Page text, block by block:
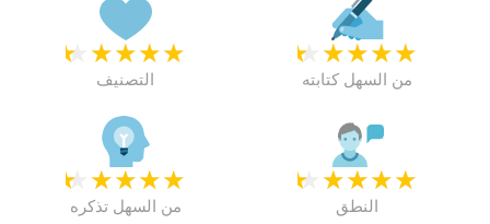
★
★
★
★
★
التصنيف
★
★
★
★
★
من السهل كتابته
★
★
★
★
★
من السهل تذكره
★
★
★
★
★
النطق